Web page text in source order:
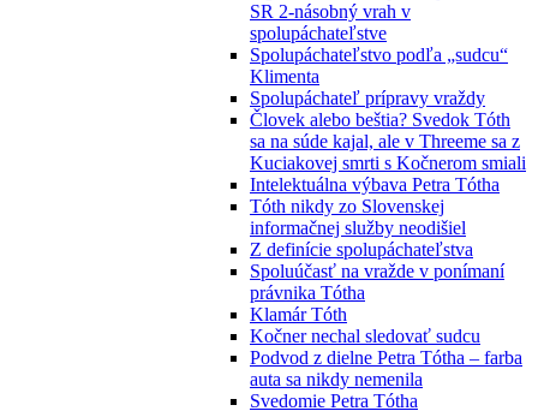
SR 2-násobný vrah v
spolupáchateľstve
Spolupáchateľstvo podľa „sudcu“
Klimenta
Spolupáchateľ prípravy vraždy
Človek alebo beštia? Svedok Tóth
sa na súde kajal, ale v Threeme sa z
Kuciakovej smrti s Kočnerom smiali
Intelektuálna výbava Petra Tótha
Tóth nikdy zo Slovenskej
informačnej služby neodišiel
Z definície spolupáchateľstva
Spoluúčasť na vražde v ponímaní
právnika Tótha
Klamár Tóth
Kočner nechal sledovať sudcu
Podvod z dielne Petra Tótha – farba
auta sa nikdy nemenila
Svedomie Petra Tótha